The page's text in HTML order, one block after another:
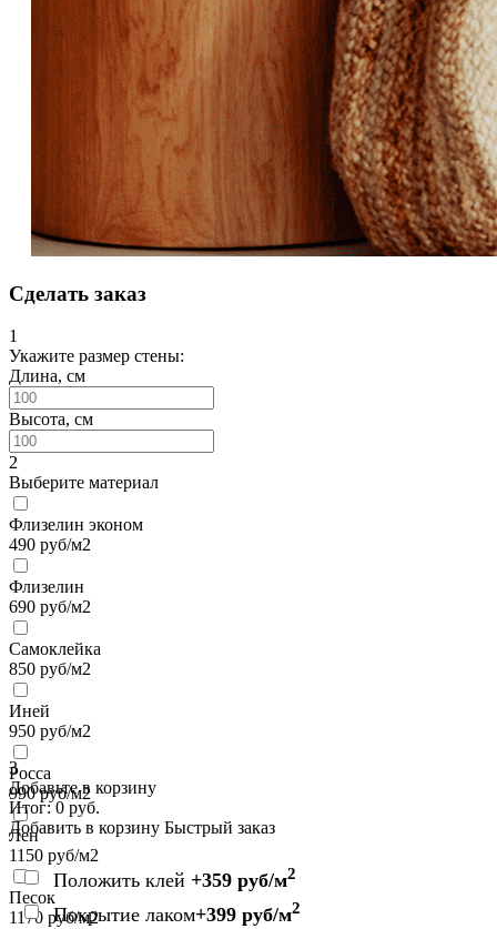
Сделать заказ
1
Укажите размер стены:
Длина, см
Высота, см
2
Выберите материал
Флизелин эконом
490 руб/м2
Флизелин
690 руб/м2
Самоклейка
850 руб/м2
Иней
950 руб/м2
Росса
990руб/м2
Лен
1150 руб/м2
Песок
1170 руб/м2
3
Добавьте в корзину
Итог:0 руб.
Добавить в корзину Быстрый заказ
Положить клей +359 руб/м2
Покрытие лаком+399 руб/м2